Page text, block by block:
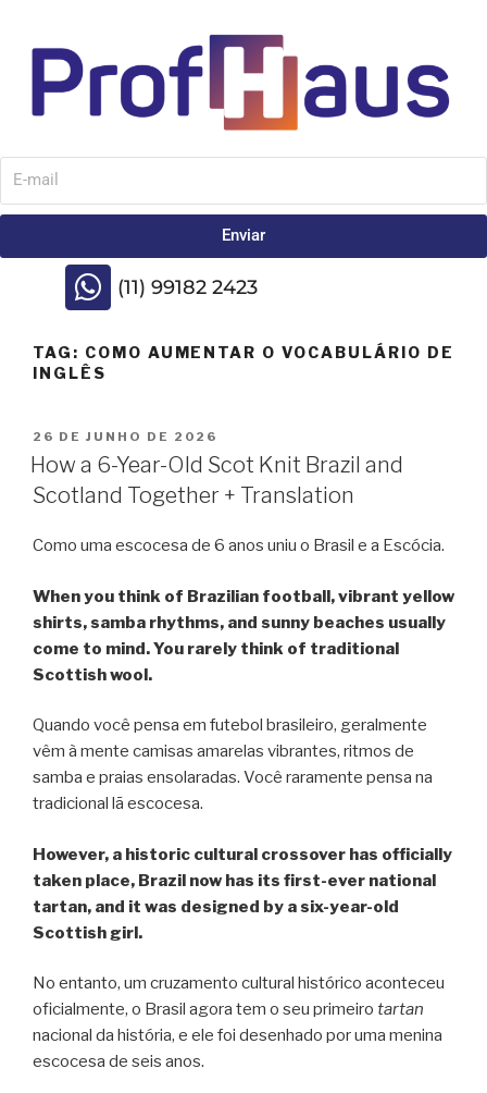
Enviar
(11) 99182 2423
TAG: COMO AUMENTAR O VOCABULÁRIO DE
INGLÊS
26 DE JUNHO DE 2026
How a 6-Year-Old Scot Knit Brazil and
Scotland Together + Translation
Como uma escocesa de 6 anos uniu o Brasil e a Escócia.
When you think of Brazilian football, vibrant yellow
shirts, samba rhythms, and sunny beaches usually
come to mind.You rarely think of traditional
Scottish wool.
Quando você pensa em futebol brasileiro, geralmente
vêm à mente camisas amarelas vibrantes, ritmos de
samba e praias ensolaradas. Você raramente pensa na
tradicional lã escocesa.
However, a historic cultural crossover has officially
taken place, Brazil now has its first-ever national
tartan, and it was designed by a six-year-old
Scottish girl.
No entanto, um cruzamento cultural histórico aconteceu
oficialmente, o Brasil agora tem o seu primeiro tartan
nacional da história, e ele foi desenhado por uma menina
escocesa de seis anos.